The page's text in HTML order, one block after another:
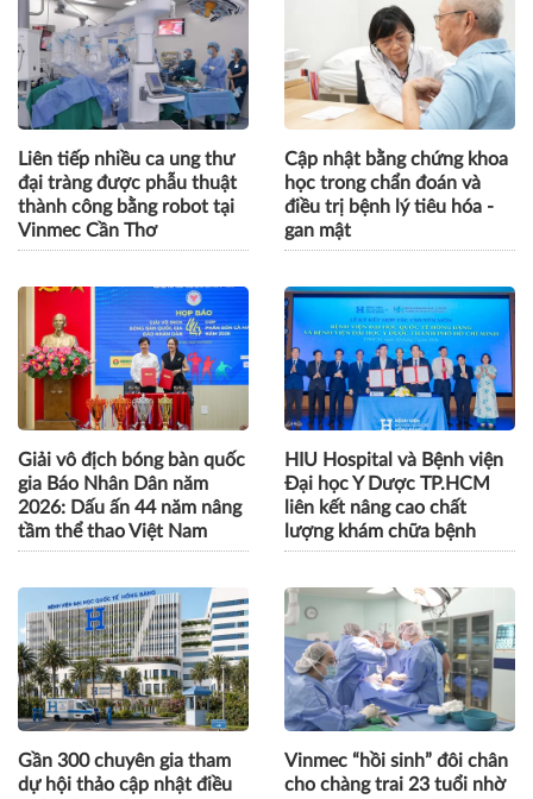
Liên tiếp nhiều ca ung thư
đại tràng được phẫu thuật
thành công bằng robot tại
Vinmec Cần Thơ
Cập nhật bằng chứng khoa
học trong chẩn đoán và
điều trị bệnh lý tiêu hóa -
gan mật
Giải vô địch bóng bàn quốc
gia Báo Nhân Dân năm
2026: Dấu ấn 44 năm nâng
tầm thể thao Việt Nam
HIU Hospital và Bệnh viện
Đại học Y Dược TP.HCM
liên kết nâng cao chất
lượng khám chữa bệnh
Gần 300 chuyên gia tham
dự hội thảo cập nhật điều
Vinmec “hồi sinh” đôi chân
cho chàng trai 23 tuổi nhờ